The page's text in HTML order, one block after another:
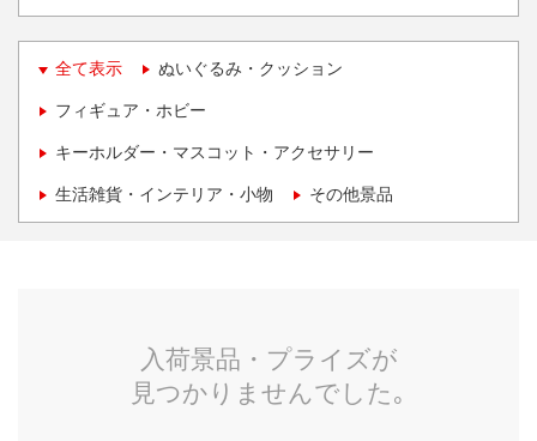
全て表示 ぬいぐるみ・クッション
フィギュア・ホビー
キーホルダー・マスコット・アクセサリー
生活雑貨・インテリア・小物 その他景品